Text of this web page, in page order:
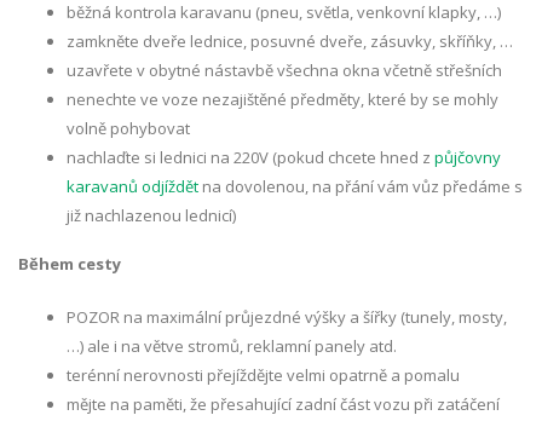
běžná kontrola karavanu (pneu, světla, venkovní klapky, …)
zamkněte dveře lednice, posuvné dveře, zásuvky, skříňky, …
uzavřete v obytné nástavbě všechna okna včetně střešních
nenechte ve voze nezajištěné předměty, které by se mohly
volně pohybovat
nachlaďte si lednici na 220V (pokud chcete hned z půjčovny
karavanů odjíždět na dovolenou, na přání vám vůz předáme s
již nachlazenou lednicí)
Během cesty
POZOR na maximální průjezdné výšky a šířky (tunely, mosty,
…) ale i na větve stromů, reklamní panely atd.
terénní nerovnosti přejíždějte velmi opatrně a pomalu
mějte na paměti, že přesahující zadní část vozu při zatáčení